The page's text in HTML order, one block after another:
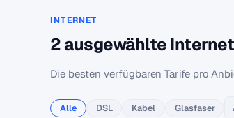
INTERNET
2 ausgewählte
Die besten verfügbaren Tarife pro
Alle DSL Kabel Glasfaser